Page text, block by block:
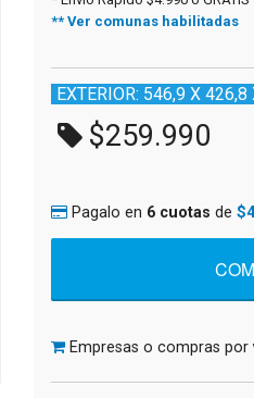
** Ver comunas habilitadas
EXTERIOR: 546,9 X
$259.990
Pagalo en 6 cuotas de
Empresas o compras por